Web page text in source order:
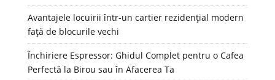
Avantajele locuirii într-un cartier rezidențial modern
față de blocurile vechi
Închiriere Espressor: Ghidul Complet pentru o Cafea
Perfectă la Birou sau în Afacerea Ta